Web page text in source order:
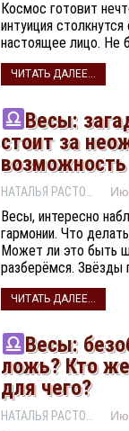
Космос готовит
интуиция
настоящее лицо. Не
ЧИТАТЬ ДАЛЕЕ...
Весы:
стоит за
Весы, интересно
гармонии. Что
Может ли это быть
разберёмся. Звёзды
ЧИТАТЬ ДАЛЕЕ...
Весы:
ложь? Кто
для чего?
НАТАЛЬЯ РАСТОРГУЕВА